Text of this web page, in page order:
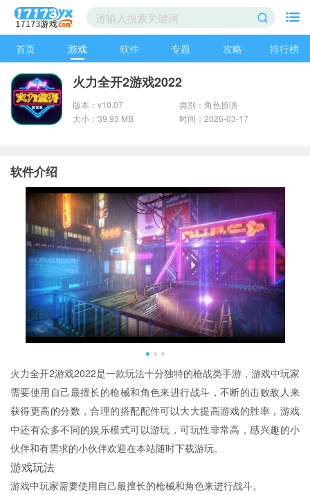
首页 游戏 软件 专题 攻略 排行榜
火力全开2游戏2022
版本：v10.07
类别：角色扮演
大小：39.93 MB
时间：2026-03-17
软件介绍
火力全开2游戏2022是一款玩法十分独特的枪战类手游，游戏中玩家
需要使用自己最擅长的枪械和角色来进行战斗，不断的击败敌人来
获得更高的分数，合理的搭配配件可以大大提高游戏的胜率，游戏
中还有众多不同的娱乐模式可以游玩，可玩性非常高，感兴趣的小
伙伴和有需求的小伙伴欢迎在本站随时下载游玩。
游戏玩法
游戏中玩家需要使用自己最擅长的枪械和角色来进行战斗。